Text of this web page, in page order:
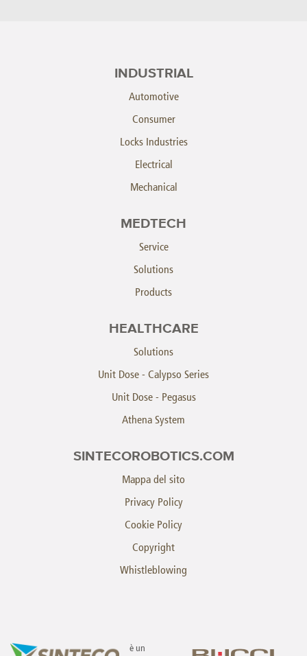
INDUSTRIAL
Automotive
Consumer
Locks Industries
Electrical
Mechanical
MEDTECH
Service
Solutions
Products
HEALTHCARE
Solutions
Unit Dose - Calypso Series
Unit Dose - Pegasus
Athena System
SINTECOROBOTICS.COM
Mappa del sito
Privacy Policy
Cookie Policy
Copyright
Whistleblowing
è un